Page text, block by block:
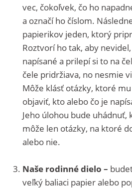
vec, čokoľvek, čo ho
a označí ho číslom.
papierikov jeden, ktorý
Roztvorí ho tak, aby
napísané a prilepí si to na
čele pridržiava, no nesmie
Môže klásť otázky, ktoré
objaviť, kto alebo čo je
Jeho úlohou bude uhádnuť,
môže len otázky, na ktoré
alebo nie.
Naše rodinné dielo –
veľký baliaci papier alebo